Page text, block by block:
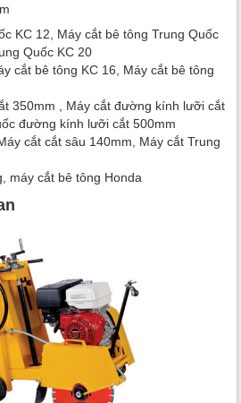
KC 12, Máy cắt bê tông Trung Quốc
Quốc KC 20
cắt bê tông KC 16, Máy cắt bê tông
350mm , Máy cắt đường kính lưỡi cắt
đường kính lưỡi cắt 500mm
cắt cắt sâu 140mm, Máy cắt Trung
máy cắt bê tông Honda